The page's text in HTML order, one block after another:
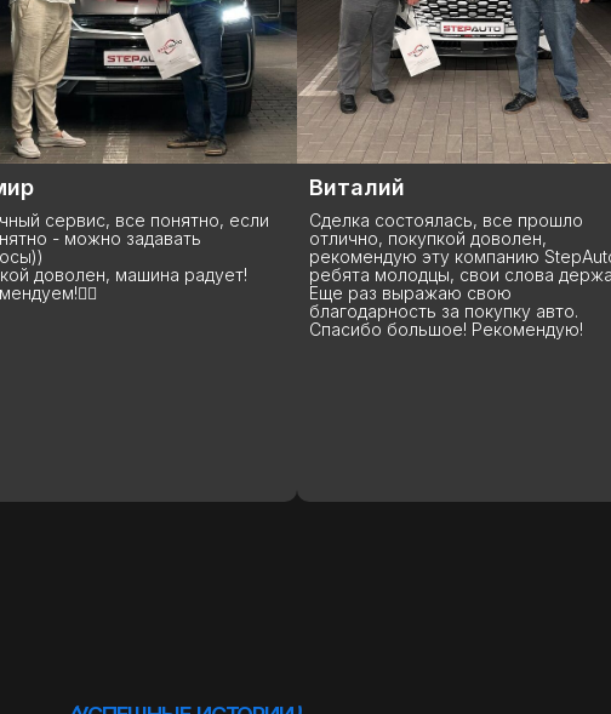
если
Сделка состоялась, все прошло
отлично, покупкой доволен,
рекомендую эту компанию StepAuto,
ребята молодцы, свои слова держат!
Еще раз выражаю свою
благодарность за покупку авто.
Спасибо большое! Рекомендую!
Данную
покупаю у них
что хочу
вы лучшие, я
высшем
машины до
эксплуатации.
расскажут,
Вообщем
Ребята вам
благодарных